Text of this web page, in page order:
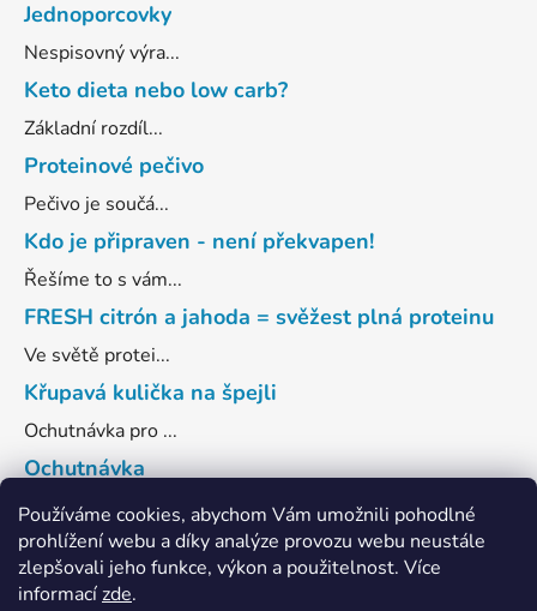
Používáme cookies, abychom Vám umožnili pohodlné
prohlížení webu a díky analýze provozu webu neustále
zlepšovali jeho funkce, výkon a použitelnost. Více
informacízde.
Jednoporcovky
Nespisovný výra...
Keto dieta nebo low carb?
Základní rozdíl...
Proteinové pečivo
Pečivo je součá...
Kdo je připraven - není překvapen!
Řešíme to s vám...
FRESH citrón a jahoda = svěžest plná proteinu
Ve světě protei...
Křupavá kulička na špejli
Ochutnávka pro ...
Ochutnávka
Co třeba ve dvě...
ARCHIV